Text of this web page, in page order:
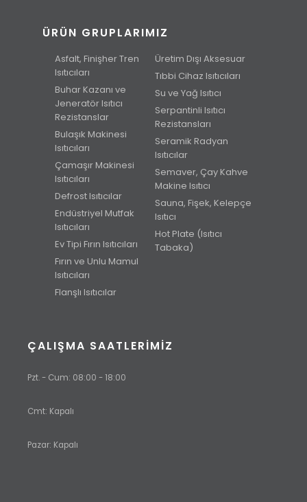
ÜRÜN GRUPLARIMIZ
Asfalt, Finişher Tren
Isıtıcıları
Buhar Kazanı ve
Jeneratör Isıtıcı
Rezistanslar
Bulaşık Makinesi
Isıtıcıları
Çamaşır Makinesi
Isıtıcıları
Defrost Isıtıcılar
Endüstriyel Mutfak
Isıtıcıları
Ev Tipi Fırın Isıtıcıları
Fırın ve Unlu Mamul
Isıtıcıları
Flanşlı Isıtıcılar
Üretim Dışı Aksesuar
Tıbbi Cihaz Isıtıcıları
Su ve Yağ Isıtıcı
Serpantinli Isıtıcı
Rezistansları
Seramik Radyan
Isıtıcılar
Semaver, Çay Kahve
Makine Isıtıcı
Sauna, Fişek, Kelepçe
Isıtıcı
Hot Plate (Isıtıcı
Tabaka)
ÇALIŞMA SAATLERIMIZ
Pzt. - Cum: 08:00 - 18:00
Cmt: Kapalı
Pazar: Kapalı